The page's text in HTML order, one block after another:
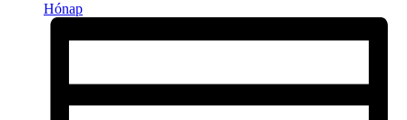
Hónap